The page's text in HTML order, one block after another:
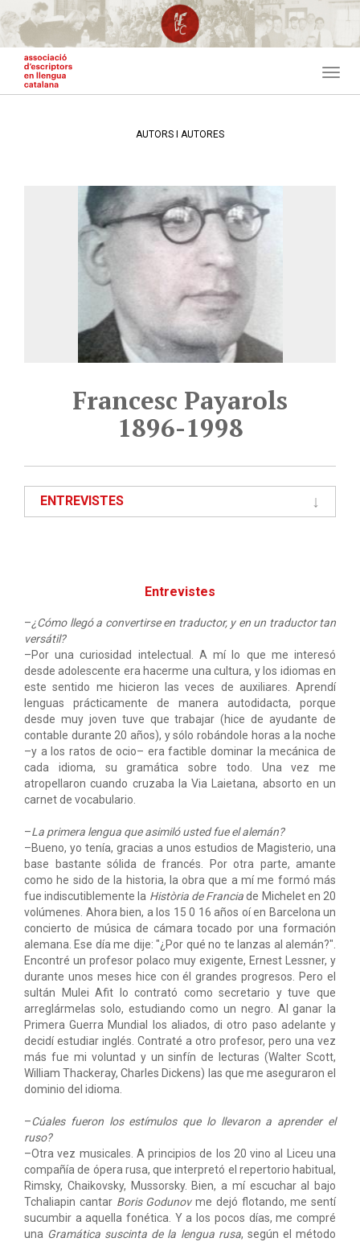
al
contingut
AUTORS I AUTORES
Francesc Payarols
1896-1998
ENTREVISTES
Entrevistes
–¿Cómo llegó a convertirse en traductor, y en un traductor tan
versátil?
–Por una curiosidad intelectual. A mí lo que me interesó
desde adolescente era hacerme una cultura, y los idiomas en
este sentido me hicieron las veces de auxiliares. Aprendí
lenguas prácticamente de manera autodidacta, porque
desde muy joven tuve que trabajar (hice de ayudante de
contable durante 20 años), y sólo robándole horas a la noche
–y a los ratos de ocio– era factible dominar la mecánica de
cada idioma, su gramática sobre todo. Una vez me
atropellaron cuando cruzaba la Via Laietana, absorto en un
carnet de vocabulario.
–La primera lengua que asimiló usted fue el alemán?
–Bueno, yo tenía, gracias a unos estudios de Magisterio, una
base bastante sólida de francés. Por otra parte, amante
como he sido de la historia, la obra que a mí me formó más
fue indiscutiblemente la Història de Franciade Michelet en 20
volúmenes. Ahora bien, a los 15 0 16 años oí en Barcelona un
concierto de música de cámara tocado por una formación
alemana. Ese día me dije: "¿Por qué no te lanzas al alemán?".
Encontré un profesor polaco muy exigente, Ernest Lessner, y
durante unos meses hice con él grandes progresos. Pero el
sultán Mulei Afit lo contrató como secretario y tuve que
arreglármelas solo, estudiando como un negro. Al ganar la
Primera Guerra Mundial los aliados, di otro paso adelante y
decidí estudiar inglés. Contraté a otro profesor, pero una vez
más fue mi voluntad y un sinfín de lecturas (Walter Scott,
William Thackeray, Charles Dickens) las que me aseguraron el
dominio del idioma.
–Cúales fueron los estímulos que lo llevaron a aprender el
ruso?
–Otra vez musicales. A principios de los 20 vino al Liceu una
compañía de ópera rusa, que interpretó el repertorio habitual,
Rimsky, Chaikovsky, Mussorsky. Bien, a mí escuchar al bajo
Tchaliapin cantar Boris Godunovme dejó flotando, me sentí
sucumbir a aquella fonética. Y a los pocos días, me compré
una Gramática suscinta de la lengua rusa, según el método